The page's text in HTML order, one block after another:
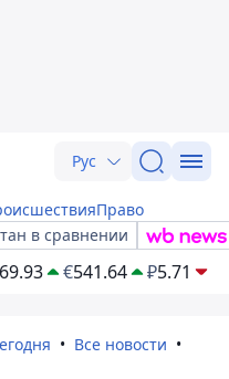
Рус
Право
в сравнении
€541.64 ₽5.71
Все новости